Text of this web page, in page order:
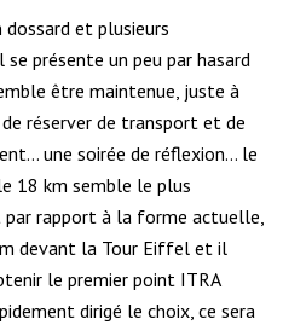
et plusieurs
présente un peu par hasard
être maintenue, juste à
réserver de transport et de
une soirée de réflexion… le
18 km semble le plus
rapport à la forme actuelle,
devant la Tour Eiffel et il
le premier point ITRA
dirigé le choix, ce sera